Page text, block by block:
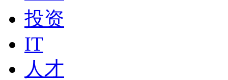
投资
IT
人才